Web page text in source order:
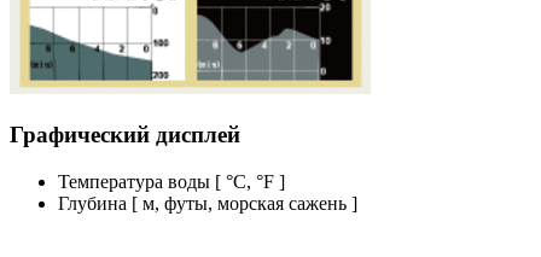
Графический дисплей
Температура воды [ °C, °F ]
Глубина [ м, футы, морская сажень ]